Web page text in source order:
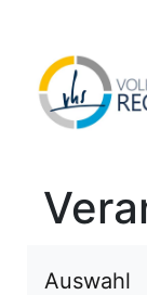
Auswahl